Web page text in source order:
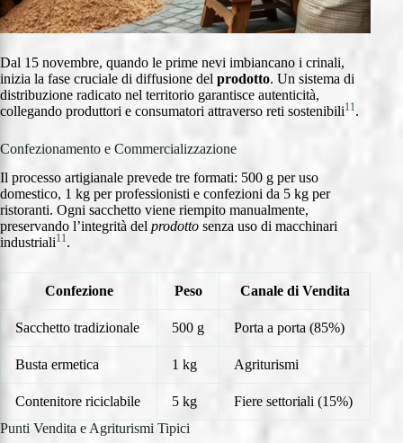
Dal 15 novembre, quando le prime nevi imbiancano i crinali,
inizia la fase cruciale di diffusione del prodotto. Un sistema di
distribuzione radicato nel territorio garantisce autenticità,
collegando produttori e consumatori attraverso reti sostenibili11 .
Confezionamento e Commercializzazione
Il processo artigianale prevede tre formati: 500 g per uso
domestico, 1 kg per professionisti e confezioni da 5 kg per
ristoranti. Ogni sacchetto viene riempito manualmente,
preservando l’integrità del prodotto senza uso di macchinari
industriali11.
Confezione Peso Canale di Vendita
Sacchetto tradizionale 500 g Porta a porta (85%)
Busta ermetica 1 kg Agriturismi
Contenitore riciclabile 5 kg
Fiere settoriali (15%)
Punti Vendita e Agriturismi Tipici